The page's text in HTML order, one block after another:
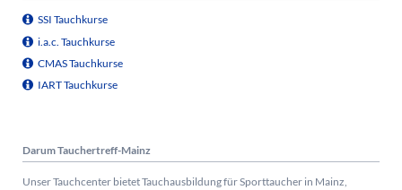
SSI Tauchkurse
i.a.c. Tauchkurse
CMAS Tauchkurse
IART Tauchkurse
Darum Tauchertreff-Mainz
Unser Tauchcenter bietet Tauchausbildung für Sporttaucher in Mainz,